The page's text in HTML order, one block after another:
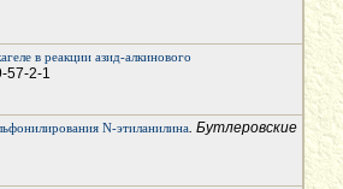
в реакции азид-алкинового
57-2-1
N-этиланилина. Бутлеровские